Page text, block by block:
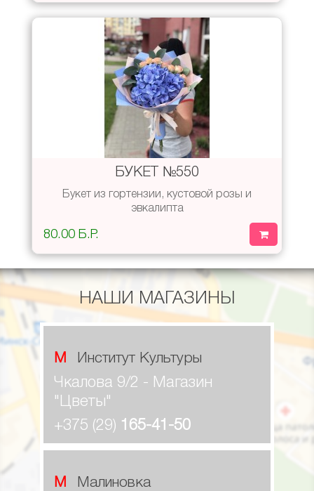
БУКЕТ №550
Букет из гортензии, кустовой розы и
эвкалипта
80.00 Б.Р.
НАШИ МАГАЗИНЫ
М Институт Культуры
Чкалова 9/2 - Магазин
"Цветы"
+375 (29) 165-41-50
М Малиновка